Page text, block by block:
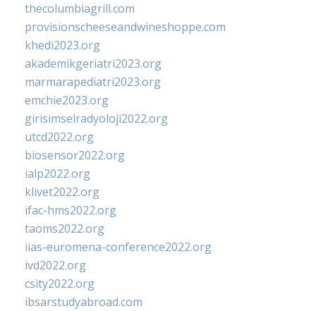
thecolumbiagrill.com
provisionscheeseandwineshoppe.com
khedi2023.org
akademikgeriatri2023.org
marmarapediatri2023.org
emchie2023.org
girisimselradyoloji2022.org
utcd2022.org
biosensor2022.org
ialp2022.org
klivet2022.org
ifac-hms2022.org
taoms2022.org
iias-euromena-conference2022.org
ivd2022.org
csity2022.org
ibsarstudyabroad.com